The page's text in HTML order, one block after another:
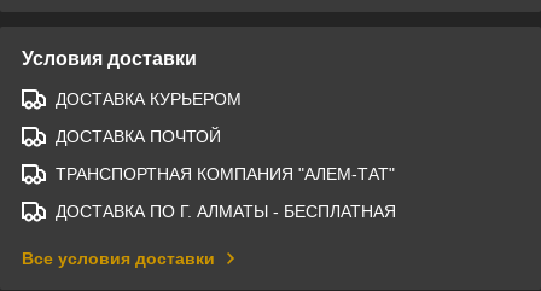
Условия доставки
ДОСТАВКА КУРЬЕРОМ
ДОСТАВКА ПОЧТОЙ
ТРАНСПОРТНАЯ КОМПАНИЯ "АЛЕМ-ТАТ"
ДОСТАВКА ПО Г. АЛМАТЫ - БЕСПЛАТНАЯ
Все условия доставки